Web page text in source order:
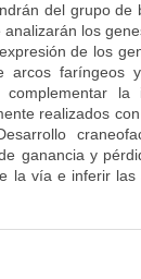
del grupo de
los
de los
faríngeos
realizados
ganancia y
la vía e inferir las